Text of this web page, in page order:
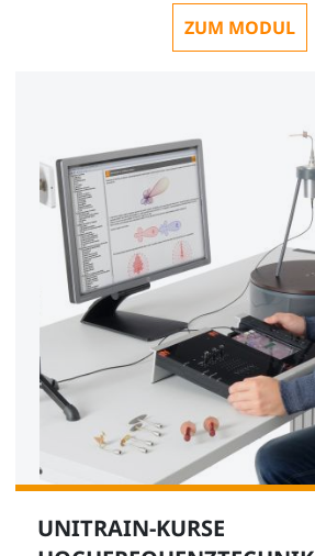
ZUM MODUL
UNITRAIN-KURSE